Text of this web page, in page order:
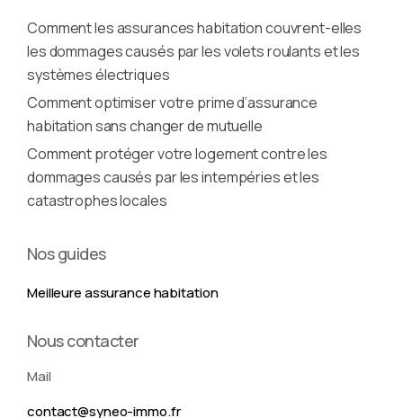
Comment les assurances habitation couvrent-elles
les dommages causés par les volets roulants et les
systèmes électriques
Comment optimiser votre prime d’assurance
habitation sans changer de mutuelle
Comment protéger votre logement contre les
dommages causés par les intempéries et les
catastrophes locales
Nos guides
Meilleure assurance habitation
Nous contacter
Mail
contact@syneo-immo.fr